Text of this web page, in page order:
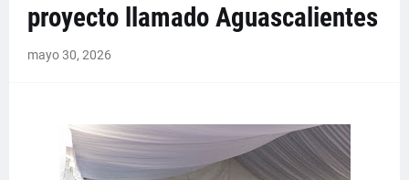
proyecto llamado Aguascalientes
mayo 30, 2026